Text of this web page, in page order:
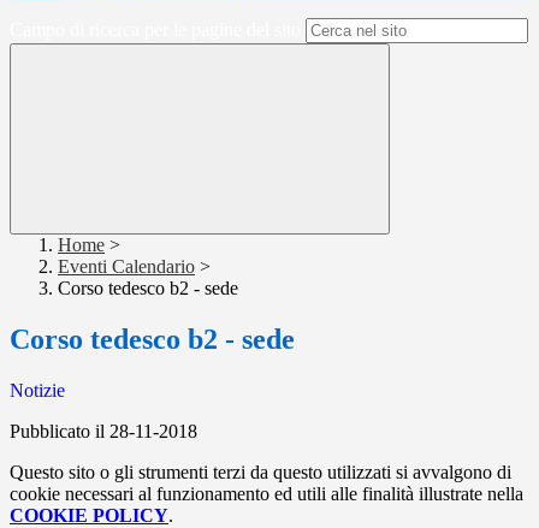
Home >
Eventi Calendario >
Corso tedesco b2 - sede
Corso tedesco b2 - sede
Notizie
Pubblicato il 28-11-2018
Questo sito o gli strumenti terzi da questo utilizzati si avvalgono di
cookie necessari al funzionamento ed utili alle finalità illustrate nella
COOKIE POLICY.